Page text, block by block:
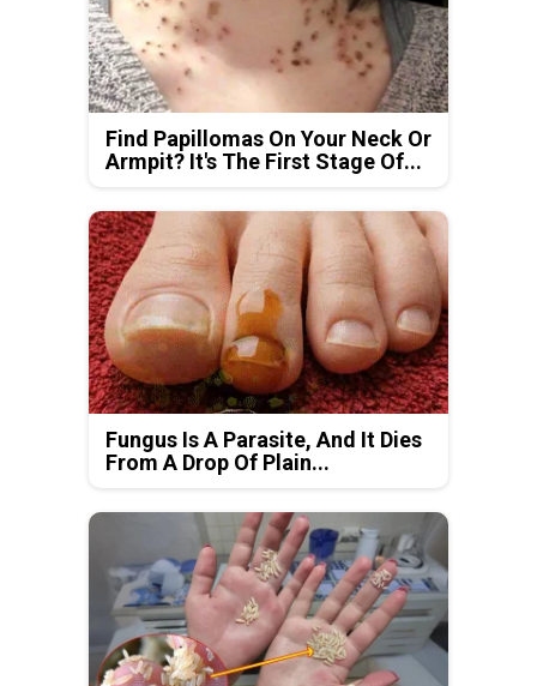
Find Papillomas On Your Neck Or
Armpit? It's The First Stage Of...
Fungus Is A Parasite, And It Dies
From A Drop Of Plain...